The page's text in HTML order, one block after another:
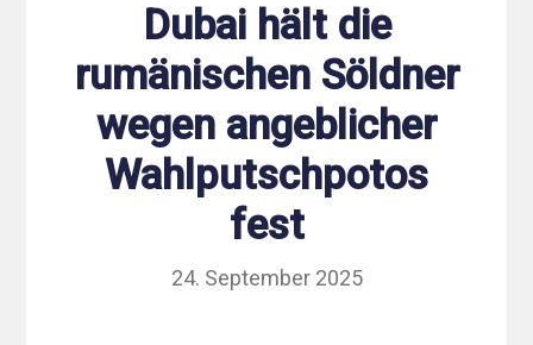
Dubai hält die
rumänischen Söldner
wegen angeblicher
Wahlputschpotos
fest
24. September 2025